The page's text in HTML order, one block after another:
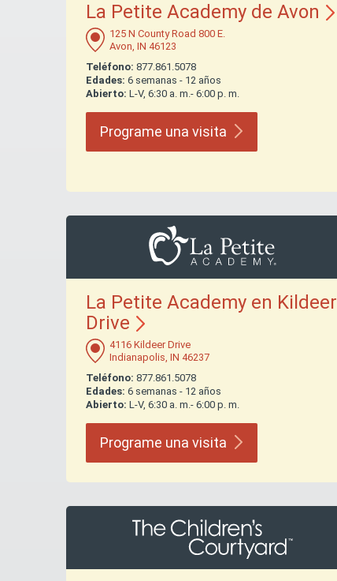
La Petite Academy de Avon
125 N County Road 800 E.
Avon, IN 46123
Teléfono: 877.861.5078
Edades: 6 semanas - 12 años
Abierto: L-V, 6:30 a. m.- 6:00 p. m.
Programe una visita
La Petite Academy en Kildeer
Drive
4116 Kildeer Drive
Indianapolis, IN 46237
Teléfono: 877.861.5078
Edades: 6 semanas - 12 años
Abierto: L-V, 6:30 a. m.- 6:00 p. m.
Programe una visita